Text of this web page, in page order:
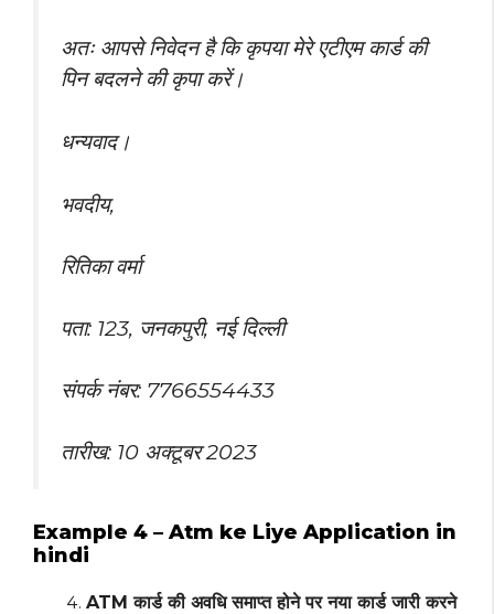
अतः आपसे निवेदन है कि कृपया मेरे एटीएम कार्ड की
पिन बदलने की कृपा करें।
धन्यवाद।
भवदीय,
रितिका वर्मा
पता: 123, जनकपुरी, नई दिल्ली
संपर्क नंबर: 7766554433
तारीख: 10 अक्टूबर 2023
Example 4 – Atm ke Liye Application in
hindi
ATM कार्ड की अवधि समाप्त होने पर नया कार्ड जारी करने